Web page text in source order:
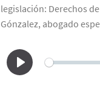
legislación: Derechos
Gónzalez, abogado